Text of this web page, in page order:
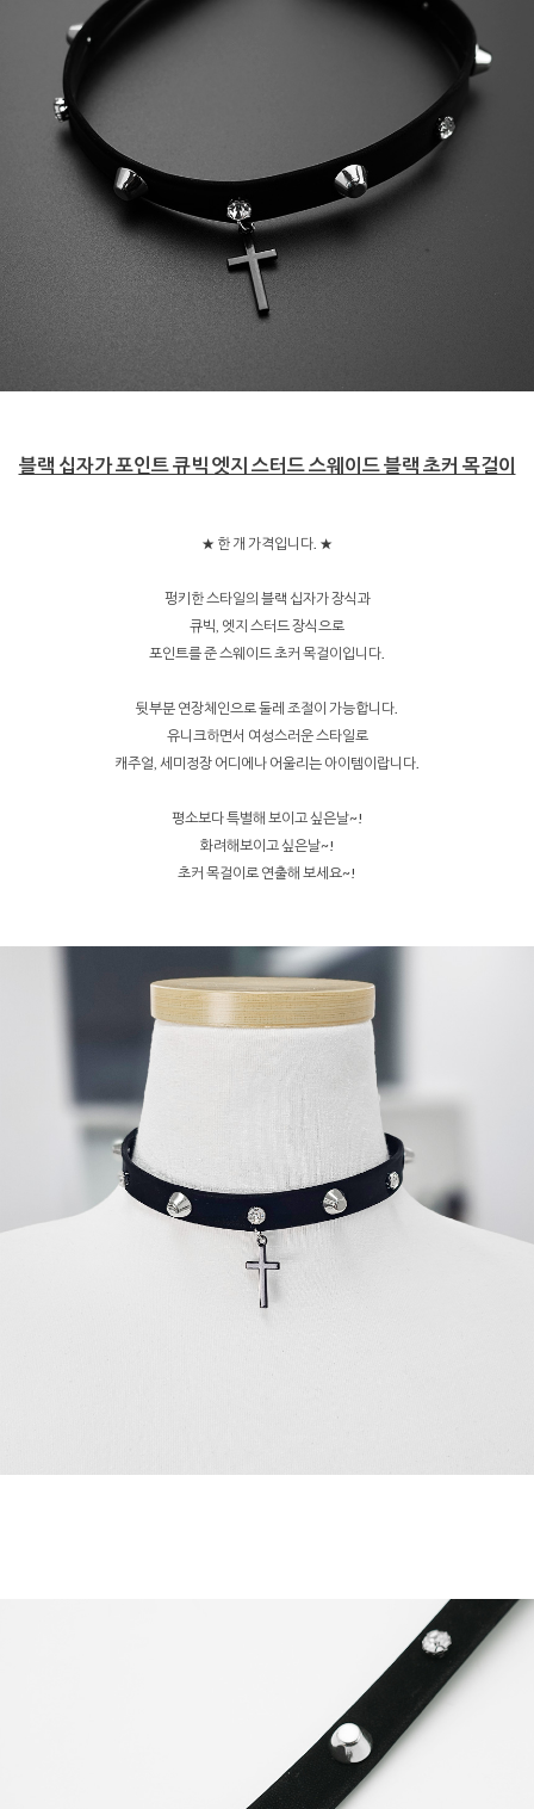
블랙 십자가 포인트 큐빅 엣지 스터드 스웨이드 블랙 초커 목걸이
★ 한 개 가격입니다. ★
펑키한 스타일의 블랙 십자가 장식과
큐빅, 엣지 스터드 장식으로
포인트를 준 스웨이드 초커 목걸이입니다.
뒷부분 연장체인으로 둘레 조절이 가능합니다.
유니크하면서 여성스러운 스타일로
캐주얼, 세미정장 어디에나 어울리는 아이템이랍니다.
평소보다 특별해 보이고 싶은날~!
화려해보이고 싶은날~!
초커 목걸이로 연출해 보세요~!